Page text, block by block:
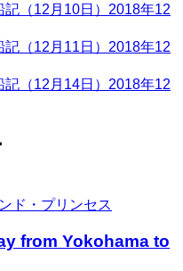
（12月10日） 2018年12
（12月11日） 2018年12
（12月14日） 2018年12
ド・プリンセス
from Yokohama to